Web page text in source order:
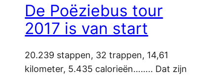
De Poëziebus tour
2017 is van start
20.239 stappen, 32 trappen, 14,61
kilometer, 5.435 calorieën…….. Dat zijn